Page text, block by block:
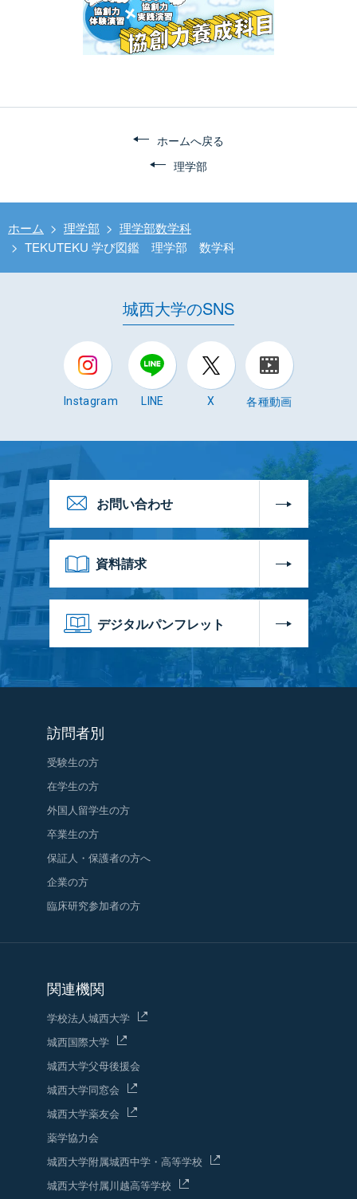
理学部
ホームへ戻る
ホーム > 理学部 > 理学部数学科
> TEKUTEKU 学び図鑑 理学部 数学科
城西大学のSNS
Instagram LINE X 各種動画
お問い合わせ
資料請求
デジタルパンフレット
訪問者別
受験生の方
在学生の方
外国人留学生の方
卒業生の方
保証人・保護者の方へ
企業の方
臨床研究参加者の方
関連機関
学校法人城西大学
城西国際大学
城西大学父母後援会
城西大学同窓会
城西大学薬友会
薬学協力会
城西大学附属城西中学・高等学校
城西大学付属川越高等学校